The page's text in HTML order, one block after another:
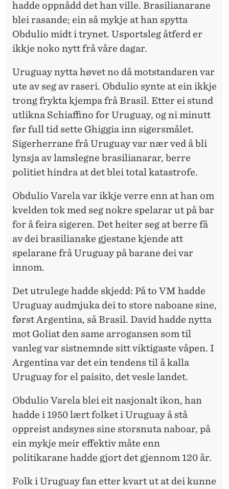
hadde oppnådd det han ville. Brasilianarane
blei rasande; ein så mykje at han spytta
Obdulio midt i trynet. Usportsleg åtferd er
ikkje noko nytt frå våre dagar.
Uruguay nytta høvet no då motstandaren var
ute av seg av raseri. Obdulio synte at ein ikkje
trong frykta kjempa frå Brasil. Etter ei stund
utlikna Schiaffino for Uruguay, og ni minutt
før full tid sette Ghiggia inn sigersmålet.
Sigerherrane frå Uruguay var nær ved å bli
lynsja av lamslegne brasilianarar, berre
politiet hindra at det blei total katastrofe.
Obdulio Varela var ikkje verre enn at han om
kvelden tok med seg nokre spelarar ut på bar
for å feira sigeren. Det heiter seg at berre få
av dei brasilianske gjestane kjende att
spelarane frå Uruguay på barane dei var
innom.
Det utrulege hadde skjedd: På to VM hadde
Uruguay audmjuka dei to store naboane sine,
først Argentina, så Brasil. David hadde nytta
mot Goliat den same arrogansen som til
vanleg var sistnemnde sitt viktigaste våpen. I
Argentina var det ein tendens til å kalla
Uruguay for el paisito, det vesle landet.
Obdulio Varela blei eit nasjonalt ikon, han
hadde i 1950 lært folket i Uruguay å stå
oppreist andsynes sine storsnuta naboar, på
ein mykje meir effektiv måte enn
politikarane hadde gjort det gjennom 120 år.
Folk i Uruguay fan etter kvart ut at dei kunne